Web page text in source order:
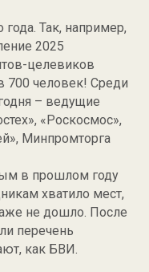
Так, например,
2025
целевиков
700 человек! Среди
– ведущие
«Роскосмос»,
Минпромторга
в прошлом году
хватило мест,
не дошло. После
перечень
как БВИ.